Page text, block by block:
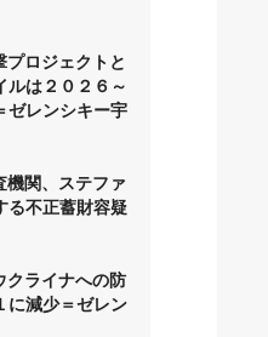
プロジェクトと
ルは２０２６～
ゼレンシキー宇
機関、ステファ
る不正蓄財容疑
クライナへの防
に減少＝ゼレン